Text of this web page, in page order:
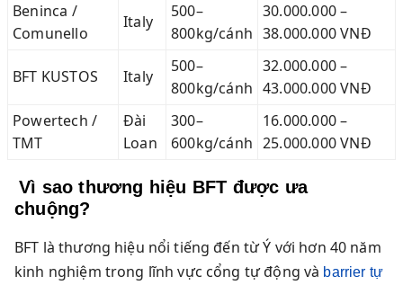
Beninca /
Comunello
Italy
500–
800kg/cánh
30.000.000 –
38.000.000 VNĐ
BFT KUSTOS Italy
500–
800kg/cánh
32.000.000 –
43.000.000 VNĐ
Powertech /
TMT
Đài
Loan
300–
600kg/cánh
16.000.000 –
25.000.000 VNĐ
Vì sao thương hiệu BFT được ưa
chuộng?
BFT là thương hiệu nổi tiếng đến từ Ý với hơn 40 năm
kinh nghiệm trong lĩnh vực cổng tự động và barrier tự